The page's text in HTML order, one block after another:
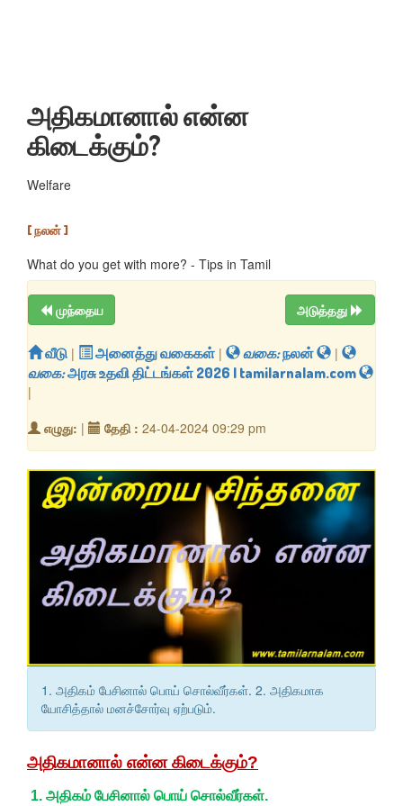
அதிகமானால் என்ன
கிடைக்கும்?
Welfare
[ நலன் ]
What do you get with more? - Tips in Tamil
முந்தைய அடுத்தது
வீடு | அனைத்து வகைகள் | வகை:நலன்
|
வகை:அரசு உதவி திட்டங்கள் 2026 | tamilarnalam.com
|
எழுது: | தேதி : 24-04-2024 09:29 pm
1. அதிகம் பேசினால் பொய் சொல்வீர்கள். 2. அதிகமாக
யோசித்தால் மனச்சோர்வு ஏற்படும்.
அதிகமானால் என்ன கிடைக்கும்?
1. அதிகம் பேசினால் பொய் சொல்வீர்கள்.